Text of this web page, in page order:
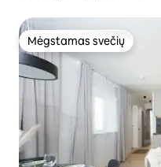
Mėgstamas svečių
Mėgstamas svečių